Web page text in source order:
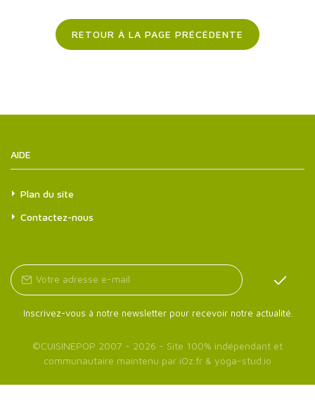
RETOUR À LA PAGE PRÉCÉDENTE
AIDE
Plan du site
Contactez-nous
Inscrivez-vous à notre newsletter pour recevoir notre actualité.
©CUISINEPOP 2007 - 2026 - Site 100% indépendant et
communautaire maintenu par iOz.fr & yoga-stud.io